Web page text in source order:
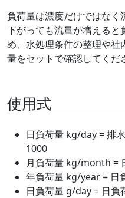
負荷量は濃度だけではな
下がっても流量が増えると
め、水処理条件の整理や
量をセットで確認してくだ
使用式
日負荷量 kg/day = 排
1000
月負荷量 kg/month =
年負荷量 kg/year = 日
日負荷量 g/day = 日